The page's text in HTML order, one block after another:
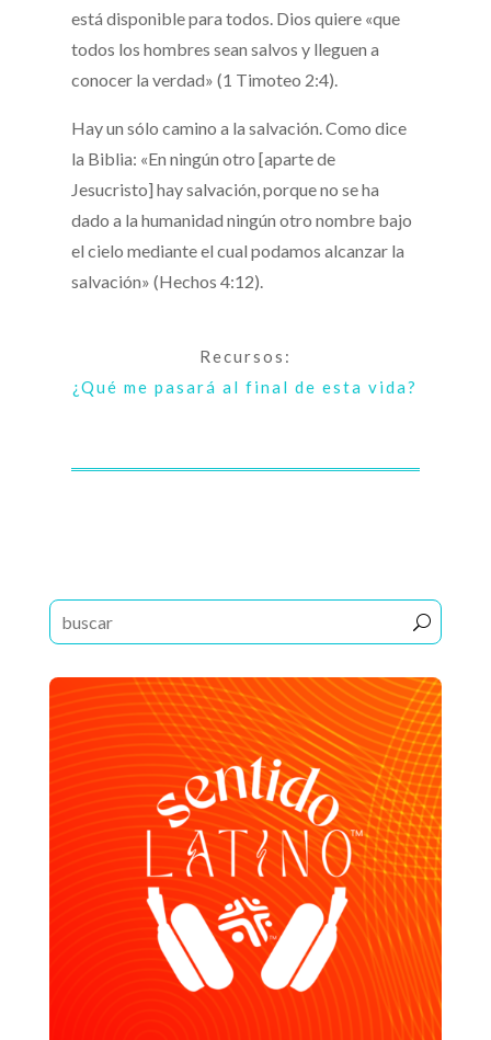
está disponible para todos. Dios quiere «que
todos los hombres sean salvos y lleguen a
conocer la verdad» (1 Timoteo 2:4).
Hay un sólo camino a la salvación. Como dice
la Biblia: «En ningún otro [aparte de
Jesucristo] hay salvación, porque no se ha
dado a la humanidad ningún otro nombre bajo
el cielo mediante el cual podamos alcanzar la
salvación» (Hechos 4:12).
Recursos:
¿Qué me pasará al final de esta vida?